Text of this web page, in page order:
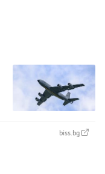
biss.bg